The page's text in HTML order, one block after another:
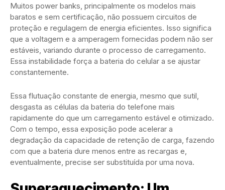
Muitos power banks, principalmente os modelos mais
baratos e sem certificação, não possuem circuitos de
proteção e regulagem de energia eficientes. Isso significa
que a voltagem e a amperagem fornecidas podem não ser
estáveis, variando durante o processo de carregamento.
Essa instabilidade força a bateria do celular a se ajustar
constantemente.
Essa flutuação constante de energia, mesmo que sutil,
desgasta as células da bateria do telefone mais
rapidamente do que um carregamento estável e otimizado.
Com o tempo, essa exposição pode acelerar a
degradação da capacidade de retenção de carga, fazendo
com que a bateria dure menos entre as recargas e,
eventualmente, precise ser substituída por uma nova.